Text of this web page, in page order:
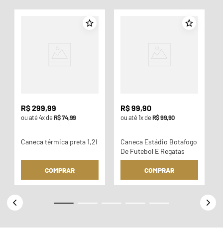
R$299,99
ou até4x deR$74,99
Caneca térmica preta 1,2l
COMPRAR
R$99,90
ou até1x deR$99,90
Caneca Estádio Botafogo
De Futebol E Regatas
COMPRAR